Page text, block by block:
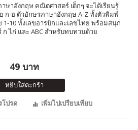
าอังกฤษ คณิตศาสตร์ เด็กๆ จะได้เรียนรู้
-ฮ ตัวอักษรภาษาอังกฤษ A-Z ทั้งตัวพิมพ์
10 ทั้งเลขอารบิกและเลขไทย พร้อมสนุก
ไก่ และ ABC สำหรับทบทวนด้วย
49 บาท
หยิบใส่ตะกร้า
โปรด
เพิ่มไปเปรียบเทียบ